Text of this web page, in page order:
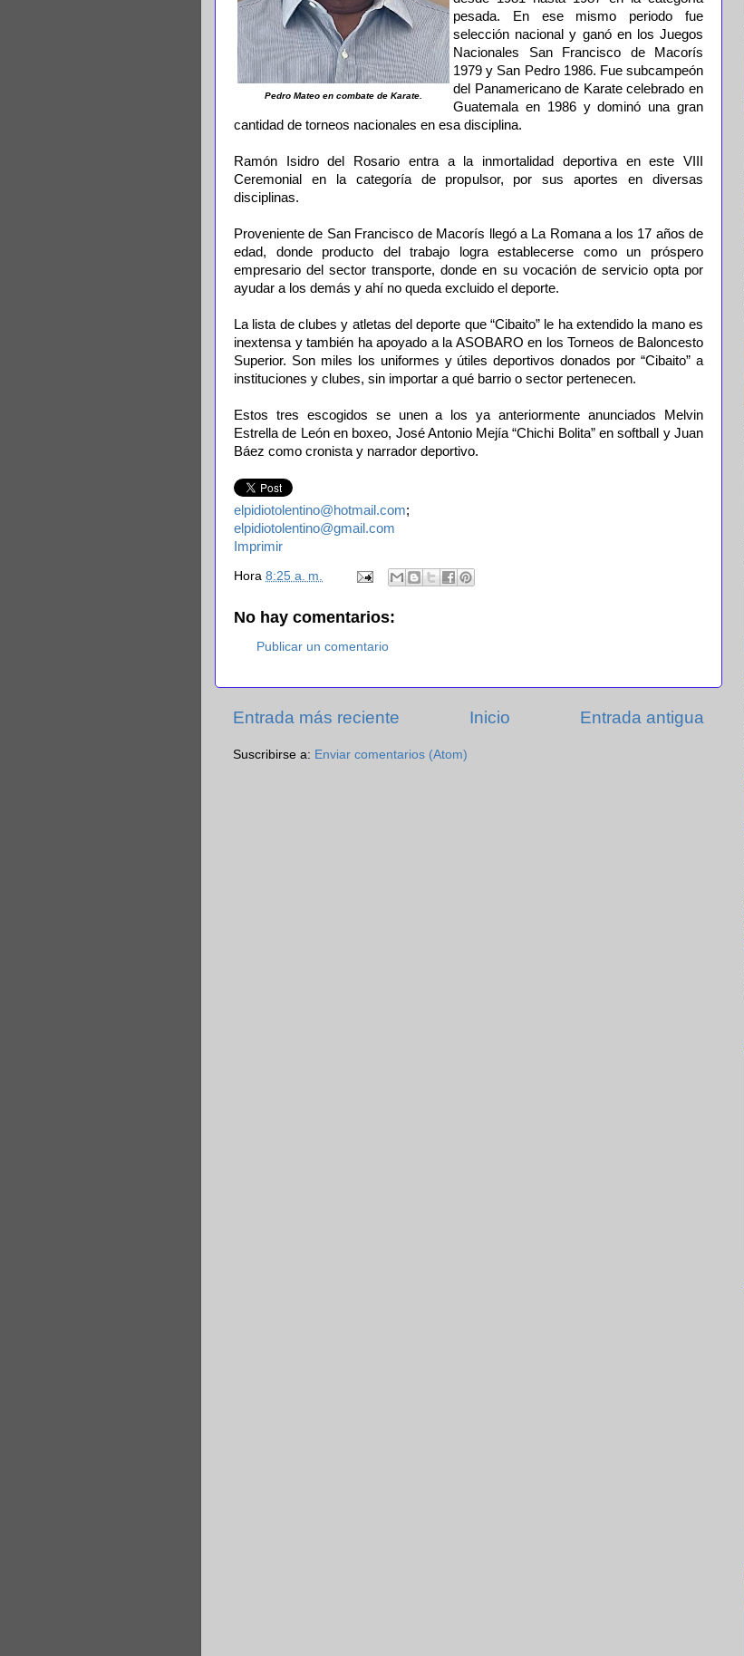
Pedro Mateo en combate de Karate.
pesada. En ese mismo periodo fue
selección nacional y ganó en los Juegos
Nacionales San Francisco de Macorís
1979 y San Pedro 1986. Fue subcampeón
del Panamericano de Karate celebrado en
Guatemala en 1986 y dominó una gran
cantidad de torneos nacionales en esa disciplina.
Ramón Isidro del Rosario entra a la inmortalidad deportiva en este VIII
Ceremonial en la categoría de propulsor, por sus aportes en diversas
disciplinas.
Proveniente de San Francisco de Macorís llegó a La Romana a los 17 años de
edad, donde producto del trabajo logra establecerse como un próspero
empresario del sector transporte, donde en su vocación de servicio opta por
ayudar a los demás y ahí no queda excluido el deporte.
La lista de clubes y atletas del deporte que “Cibaito” le ha extendido la mano es
inextensa y también ha apoyado a la ASOBARO en los Torneos de Baloncesto
Superior. Son miles los uniformes y útiles deportivos donados por “Cibaito” a
instituciones y clubes, sin importar a qué barrio o sector pertenecen.
Estos tres escogidos se unen a los ya anteriormente anunciados Melvin
Estrella de León en boxeo, José Antonio Mejía “Chichi Bolita” en softball y Juan
Báez como cronista y narrador deportivo.
elpidiotolentino@hotmail.com;
elpidiotolentino@gmail.com
Imprimir
Hora 8:25 a. m.
No hay comentarios:
Publicar un comentario
Entrada más reciente Entrada antigua
Inicio
Suscribirse a: Enviar comentarios (Atom)